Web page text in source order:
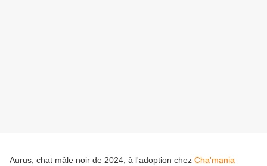
Aurus, chat mâle noir de 2024, à l'adoption chez Cha'mania